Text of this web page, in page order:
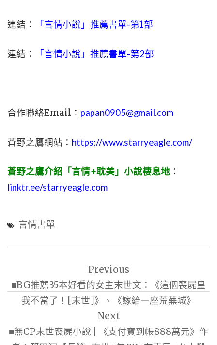
連結： 「言情小說」推薦書單-第1部
連結： 「言情小說」推薦書單-第2部
合作聯絡Email： papan0905@gmail.com
蒼野之鷹網站： https://www.starryeagle.com/
蒼野之鷹介紹「言情+耽美」小說棲息地 ：
linktr.ee/starryeagle.com
言情書單
導
覽
Previous
■BG推薦35本好看的女主末世文：《這個喪屍皇
我不當了！[末世]》、《嫁給一座荒蕪城》
Next
■無CP末世喪屍小說 | 《支付寶到帳888萬元》作